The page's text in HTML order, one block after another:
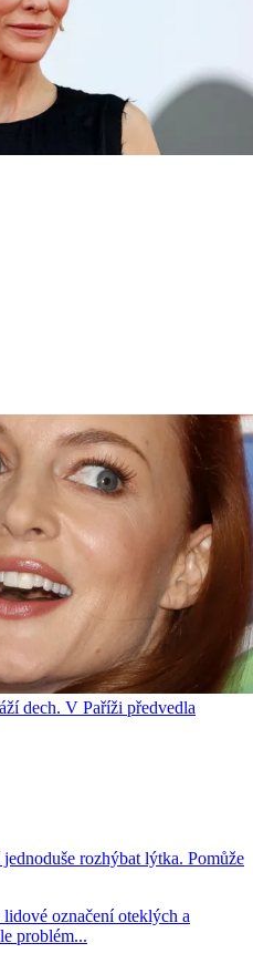
dech. V Paříži předvedla
rozhýbat lýtka. Pomůže
označení oteklých a
problém...